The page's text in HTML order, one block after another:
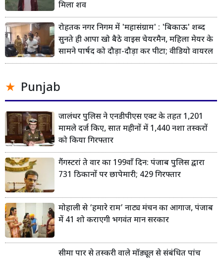
मिला शव
रोहतक नगर निगम में 'महासंग्राम' : 'बिकाऊ' शब्द
सुनते ही आपा खो बैठे वाइस चेयरमैन, महिला मेयर के
सामने पार्षद को दौड़ा-दौड़ा कर पीटा; वीडियो वायरल
Punjab
जालंधर पुलिस ने एनडीपीएस एक्ट के तहत 1,201
मामले दर्ज किए, सात महीनों में 1,440 नशा तस्करों
को किया गिरफ्तार
गैंगस्टरां ते वार का 199वाँ दिन: पंजाब पुलिस द्वारा
731 ठिकानों पर छापेमारी; 429 गिरफ्तार
मोहाली से ‘हमारे राम’ नाट्य मंचन का आगाज, पंजाब
में 41 शो कराएगी भगवंत मान सरकार
सीमा पार से तस्करी वाले मॉड्यूल से संबंधित पांच